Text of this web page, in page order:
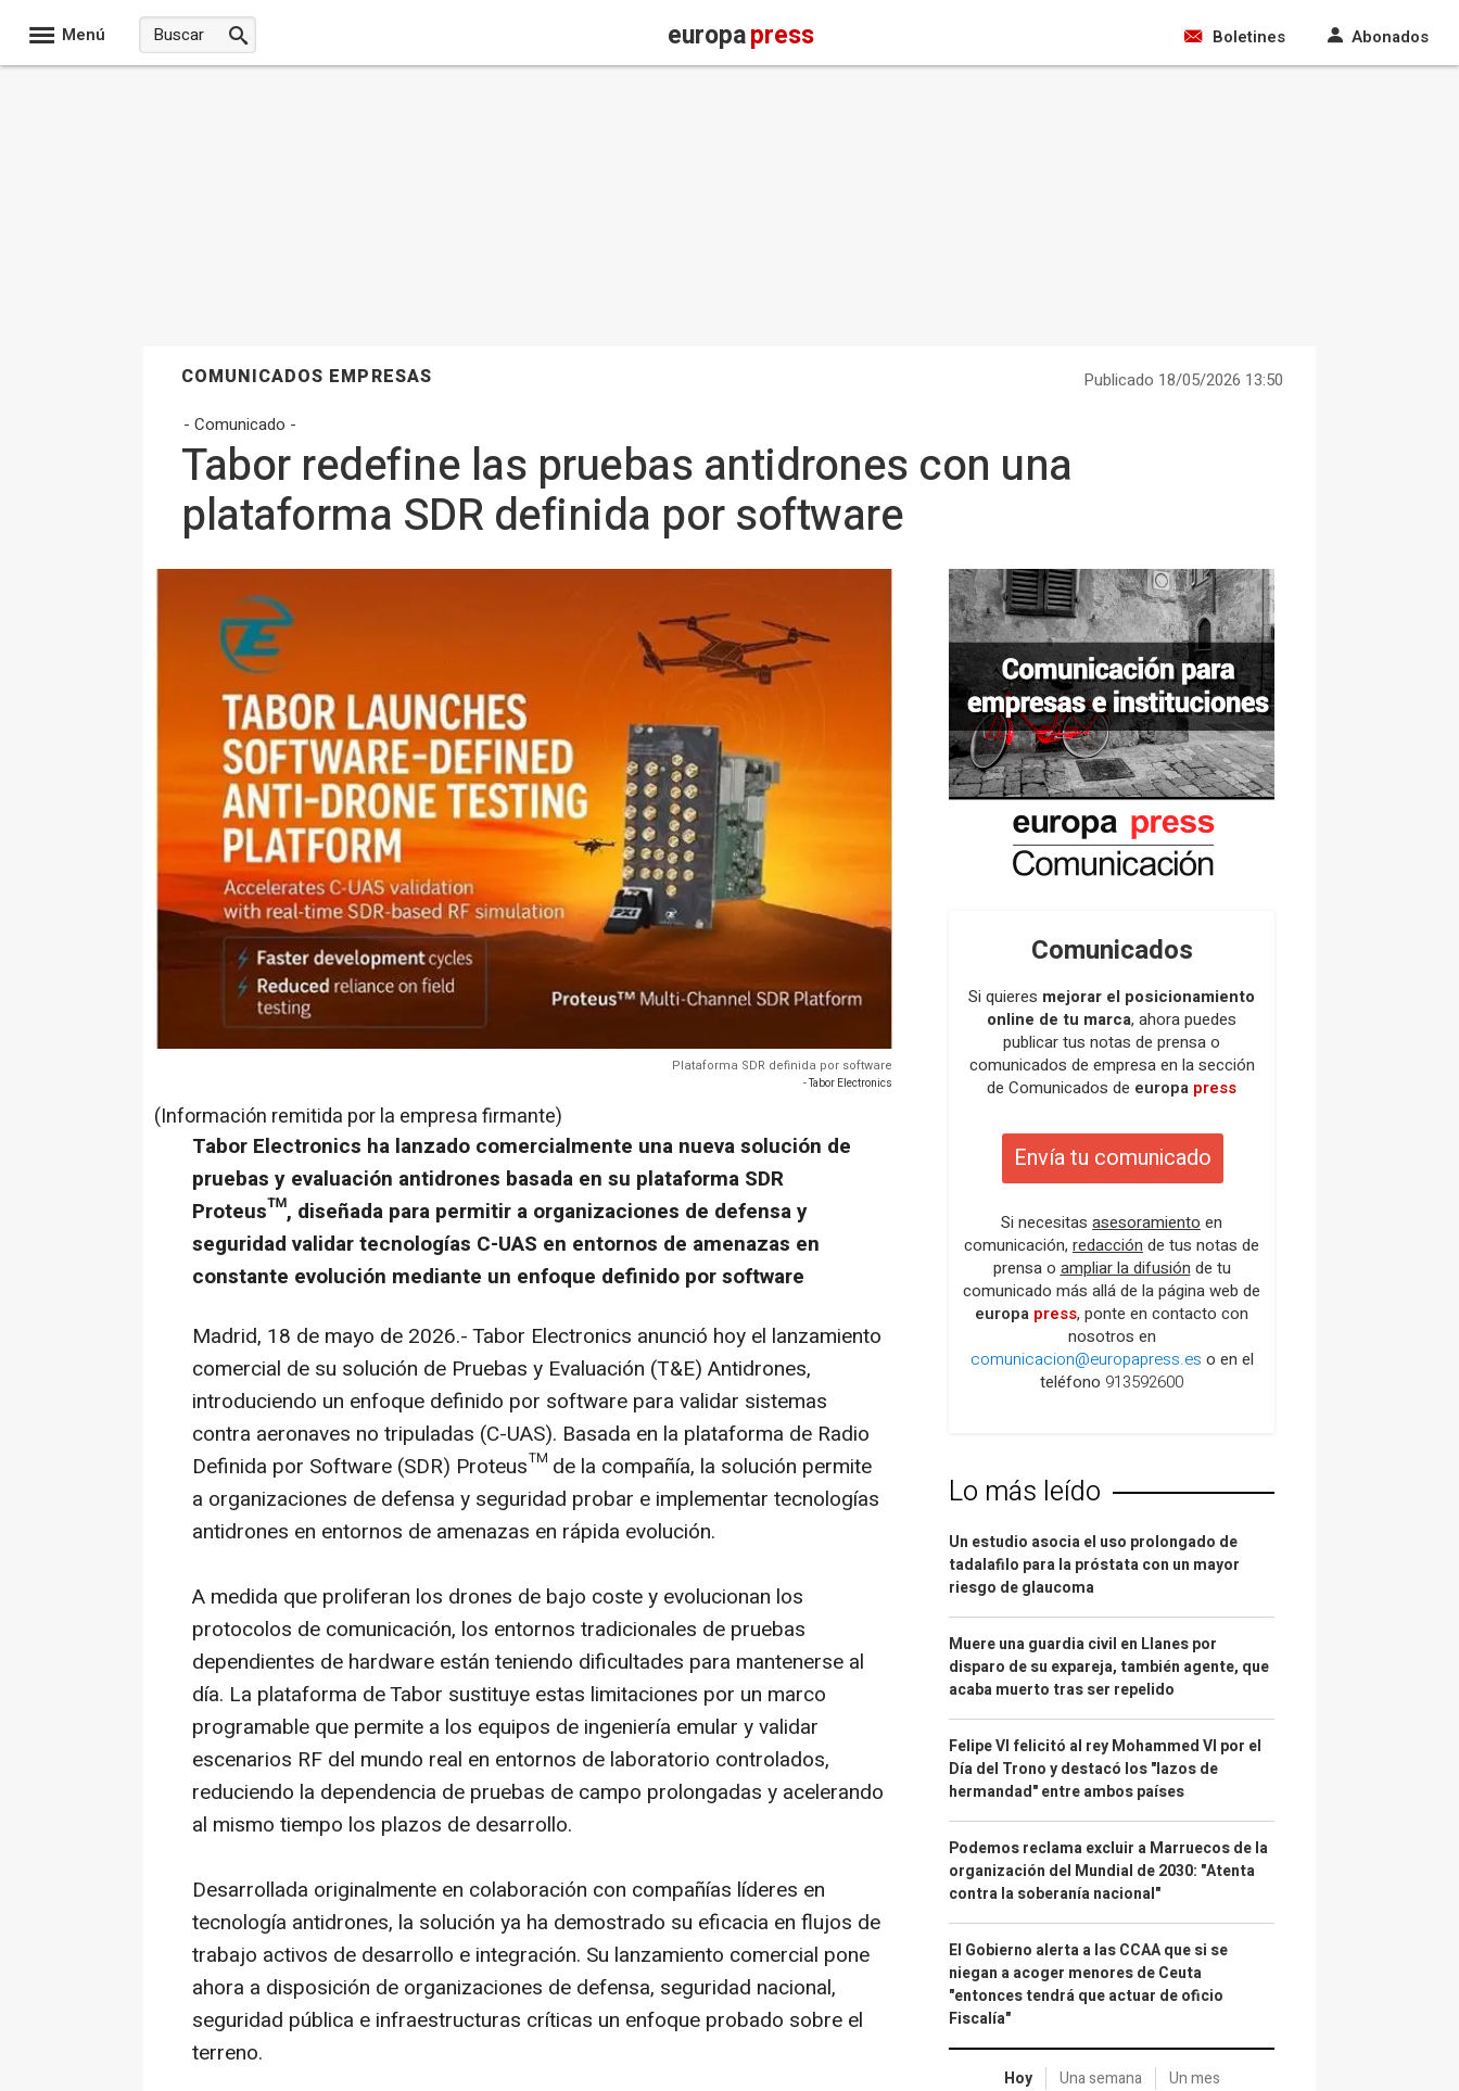
Menú europapress Boletines Abonados
COMUNICADOS EMPRESAS
Publicado 18/05/2026 13:50
- Comunicado -
Tabor redefine las pruebas antidrones con una
plataforma SDR definida por software
Plataforma SDR definida por software
- Tabor Electronics
(Información remitida por la empresa firmante)
Tabor Electronics ha lanzado comercialmente una nueva solución de
pruebas y evaluación antidrones basada en su plataforma SDR
Proteus™, diseñada para permitir a organizaciones de defensa y
seguridad validar tecnologías C-UAS en entornos de amenazas en
constante evolución mediante un enfoque definido por software
Madrid, 18 de mayo de 2026.- Tabor Electronics anunció hoy el lanzamiento
comercial de su solución de Pruebas y Evaluación (T&E) Antidrones,
introduciendo un enfoque definido por software para validar sistemas
contra aeronaves no tripuladas (C-UAS). Basada en la plataforma de Radio
Definida por Software (SDR) Proteus™ de la compañía, la solución permite
a organizaciones de defensa y seguridad probar e implementar tecnologías
antidrones en entornos de amenazas en rápida evolución.
A medida que proliferan los drones de bajo coste y evolucionan los
protocolos de comunicación, los entornos tradicionales de pruebas
dependientes de hardware están teniendo dificultades para mantenerse al
día. La plataforma de Tabor sustituye estas limitaciones por un marco
programable que permite a los equipos de ingeniería emular y validar
escenarios RF del mundo real en entornos de laboratorio controlados,
reduciendo la dependencia de pruebas de campo prolongadas y acelerando
al mismo tiempo los plazos de desarrollo.
Desarrollada originalmente en colaboración con compañías líderes en
tecnología antidrones, la solución ya ha demostrado su eficacia en flujos de
trabajo activos de desarrollo e integración. Su lanzamiento comercial pone
ahora a disposición de organizaciones de defensa, seguridad nacional,
seguridad pública e infraestructuras críticas un enfoque probado sobre el
terreno.
Comunicados
Si quieres mejorar el posicionamiento
online de tu marca, ahora puedes
publicar tus notas de prensa o
comunicados de empresa en la sección
de Comunicados de europa press
Envía tu comunicado
Si necesitas asesoramiento en
comunicación, redacción de tus notas de
prensa o ampliar la difusión de tu
comunicado más allá de la página web de
europa press, ponte en contacto con
nosotros en
comunicacion@europapress.es o en el
teléfono 913592600
Lo más leído
Un estudio asocia el uso prolongado de
tadalafilo para la próstata con un mayor
riesgo de glaucoma
Muere una guardia civil en Llanes por
disparo de su expareja, también agente, que
acaba muerto tras ser repelido
Felipe VI felicitó al rey Mohammed VI por el
Día del Trono y destacó los "lazos de
hermandad" entre ambos países
Podemos reclama excluir a Marruecos de la
organización del Mundial de 2030: "Atenta
contra la soberanía nacional"
El Gobierno alerta a las CCAA que si se
niegan a acoger menores de Ceuta
"entonces tendrá que actuar de oficio
Fiscalía"
Hoy Una semana Un mes